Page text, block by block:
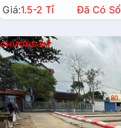
Giá:1.5-2 Tỉ Đã Có Sổ
CHƯƠNG MỸ